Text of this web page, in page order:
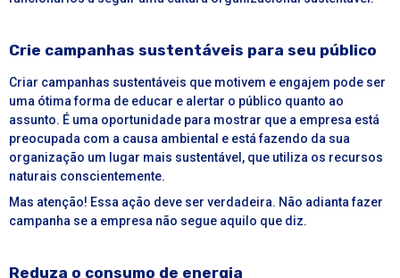
Crie campanhas sustentáveis para seu público
Criar campanhas sustentáveis que motivem e engajem pode ser
uma ótima forma de educar e alertar o público quanto ao
assunto. É uma oportunidade para mostrar que a empresa está
preocupada com a causa ambiental e está fazendo da sua
organização um lugar mais sustentável , que utiliza os recursos
naturais conscientemente.
Mas atenção! Essa ação deve ser verdadeira. Não adianta fazer
campanha se a empresa não segue aquilo que diz.
Reduza o consumo de energia